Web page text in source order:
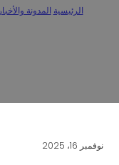
الرئيسية المدونة والأخبار
نوفمبر 16، 2025